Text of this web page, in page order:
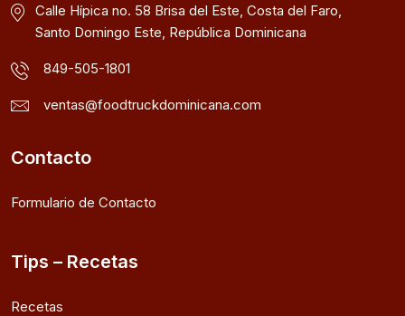
Calle Hípica no. 58 Brisa del Este, Costa del Faro,
Santo Domingo Este, República Dominicana
849-505-1801
ventas@foodtruckdominicana.com
Contacto
Formulario de Contacto
Tips – Recetas
Recetas